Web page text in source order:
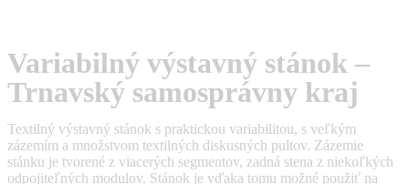
Variabilný výstavný stánok –
Trnavský samosprávny kraj
Textilný výstavný stánok s praktickou variabilitou, s veľkým
zázemím a množstvom textilných diskusných pultov. Zázemie
stánku je tvorené z viacerých segmentov, zadná stena z niekoľkých
odpojiteľných modulov. Stánok je vďaka tomu možné použiť na